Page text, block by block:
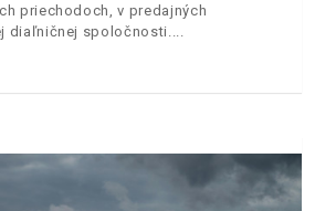
priechodoch, v predajných
diaľničnej spoločnosti.